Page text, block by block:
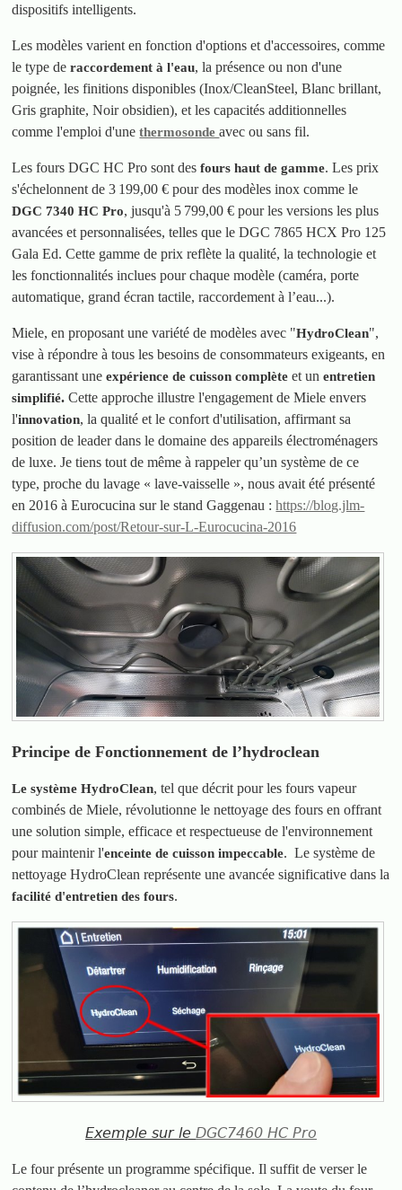
dispositifs intelligents.
Les modèles varient en fonction d'options et d'accessoires, comme
le type deraccordement à l'eau, la présence ou non d'une
poignée, les finitions disponibles (Inox/CleanSteel, Blanc brillant,
Gris graphite, Noir obsidien), et les capacités additionnelles
comme l'emploi d'unethermosondeavec ou sans fil.
Les fours DGC HC Pro sont desfours haut de gamme. Les prix
s'échelonnent de 3 199,00 € pour des modèles inox comme le
DGC 7340 HC Pro, jusqu'à 5 799,00 € pour les versions les plus
avancées et personnalisées, telles que le DGC 7865 HCX Pro 125
Gala Ed. Cette gamme de prix reflète la qualité, la technologie et
les fonctionnalités inclues pour chaque modèle (caméra, porte
automatique, grand écran tactile, raccordement à l’eau...).
Miele, en proposant une variété de modèles avec "HydroClean",
vise à répondre à tous les besoins de consommateurs exigeants, en
garantissant uneexpérience de cuisson complète et unentretien
simplifié. Cette approche illustre l'engagement de Miele envers
l'innovation, la qualité et le confort d'utilisation, affirmant sa
position de leader dans le domaine des appareils électroménagers
de luxe. Je tiens tout de même à rappeler qu’un système de ce
type, proche du lavage « lave-vaisselle », nous avait été présenté
en 2016 à Eurocucina sur le stand Gaggenau :https://blog.jlm-
diffusion.com/post/Retour-sur-L-Eurocucina-2016
Principe de Fonctionnement de l’hydroclean
Le système HydroClean, tel que décrit pour les fours vapeur
combinés de Miele, révolutionne le nettoyage des fours en offrant
une solution simple, efficace et respectueuse de l'environnement
pour maintenir l'enceinte de cuisson impeccable. Le système de
nettoyage HydroClean représente une avancée significative dans la
facilité d'entretien des fours.
Exemple sur le DGC7460 HC Pro
Le four présente un programme spécifique. Il suffit de verser le